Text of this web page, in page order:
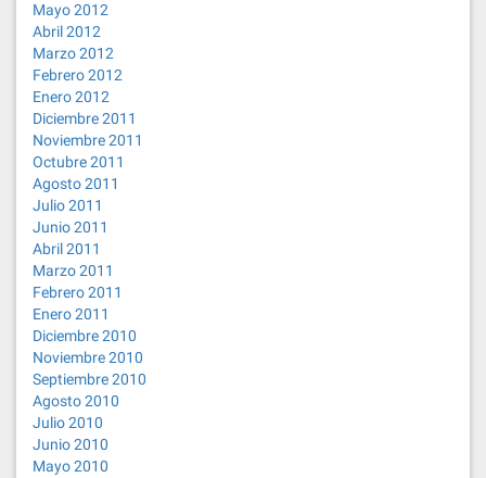
Mayo 2012
Abril 2012
Marzo 2012
Febrero 2012
Enero 2012
Diciembre 2011
Noviembre 2011
Octubre 2011
Agosto 2011
Julio 2011
Junio 2011
Abril 2011
Marzo 2011
Febrero 2011
Enero 2011
Diciembre 2010
Noviembre 2010
Septiembre 2010
Agosto 2010
Julio 2010
Junio 2010
Mayo 2010